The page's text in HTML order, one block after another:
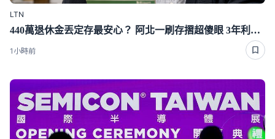
LTN
440萬退休金丟定存最安心？ 阿北一刷存摺超傻眼 3年利息僅1千多
1小時前